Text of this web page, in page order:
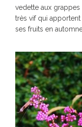
vedette aux
très vif qui
ses fruits en